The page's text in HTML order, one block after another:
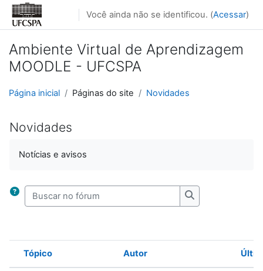
Ir para o conteúdo principal
Você ainda não se identificou. (Acessar)
Ambiente Virtual de Aprendizagem
MOODLE - UFCSPA
Página inicial Páginas do site Novidades
Novidades
Notícias e avisos
Buscar no fórum
Buscar no fórum
Status
Tópico Autor